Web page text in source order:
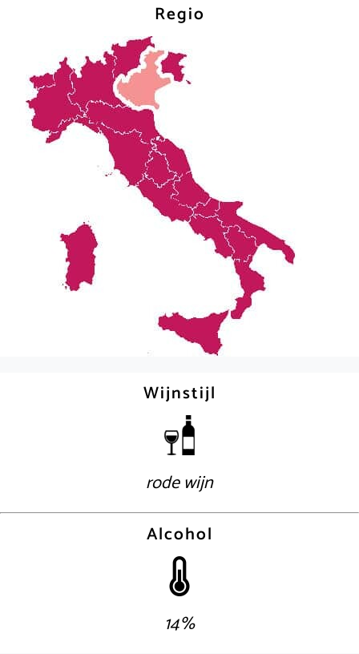
Regio
Wijnstijl
rode wijn
Alcohol
14%